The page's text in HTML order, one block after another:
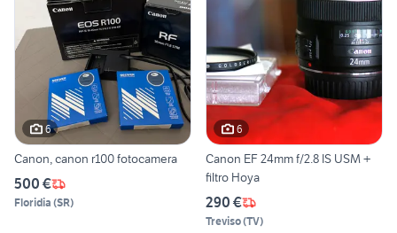
6
Canon, canon r100 fotocamera
500 €
Floridia (SR)
6
Canon EF 24mm f/2.8 IS USM +
filtro Hoya
290 €
Treviso(TV)